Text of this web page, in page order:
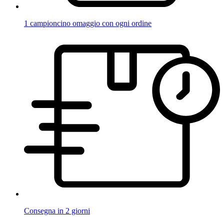
1 campioncino omaggio con ogni ordine
Consegna in 2 giorni